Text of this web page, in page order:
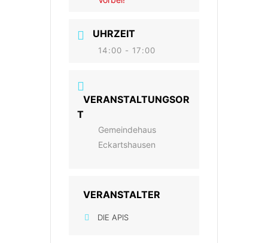
UHRZEIT
14:00 - 17:00
VERANSTALTUNGSOR
T
Gemeindehaus
Eckartshausen
VERANSTALTER
DIE APIS